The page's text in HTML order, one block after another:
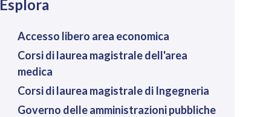
Esplora
Accesso libero area economica
Corsi di laurea magistrale dell'area
medica
Corsi di laurea magistrale di Ingegneria
Governo delle amministrazioni pubbliche